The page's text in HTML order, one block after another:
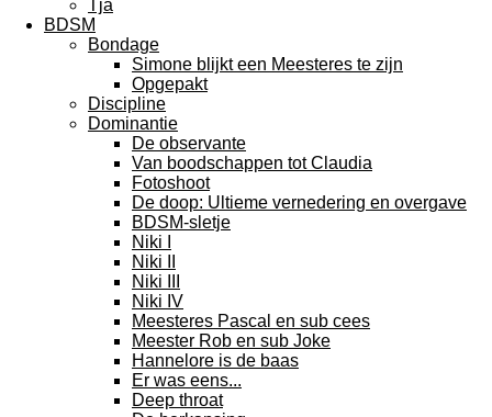
Tja
BDSM
Bondage
Simone blijkt een Meesteres te zijn
Opgepakt
Discipline
Dominantie
De observante
Van boodschappen tot Claudia
Fotoshoot
De doop: Ultieme vernedering en overgave
BDSM-sletje
Niki I
Niki II
Niki III
Niki IV
Meesteres Pascal en sub cees
Meester Rob en sub Joke
Hannelore is de baas
Er was eens...
Deep throat